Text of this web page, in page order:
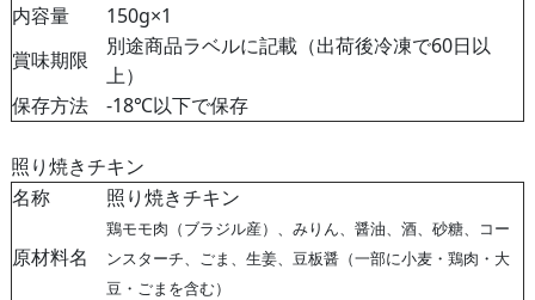
内容量
150g×1
賞味期限
別途商品ラベルに記載（出荷後冷凍で60日以
上）
保存方法
-18℃以下で保存
照り焼きチキン
名称
照り焼きチキン
原材料名
鶏モモ肉（ブラジル産）、みりん、醤油、酒、砂糖、コー
ンスターチ、ごま、生姜、豆板醤（一部に小麦・鶏肉・大
豆・ごまを含む）